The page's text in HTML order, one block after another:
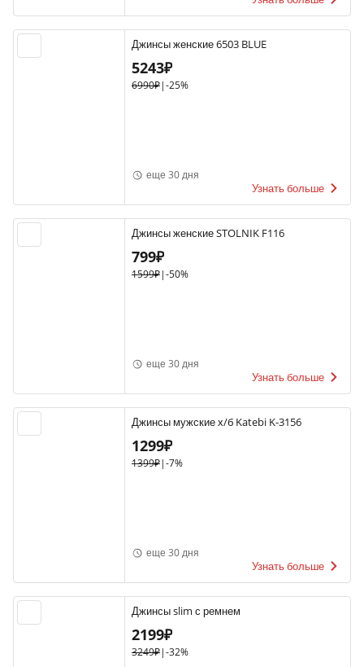
Джинсы женские 6503 BLUE
5243₽
6990₽|-25%
еще 30 дня
Узнать больше
Джинсы женские STOLNIK F116
799₽
1599₽|-50%
еще 30 дня
Узнать больше
Джинсы мужские х/б Katebi K-3156
1299₽
1399₽|-7%
еще 30 дня
Узнать больше
Джинсы slim с ремнем
2199₽
3249₽|-32%